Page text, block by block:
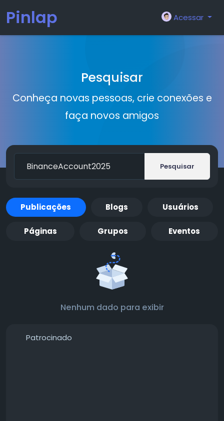
Pinlap Acessar
Pesquisar
Conheça novas pessoas, crie conexões e
faça novos amigos
Pesquisar
Publicações Blogs Usuários
Páginas Grupos Eventos
Nenhum dado para exibir
Patrocinado